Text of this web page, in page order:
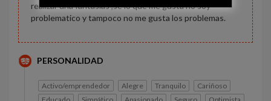
realizar una fantasias ,se lo que me gusta no soy
problematico y tampoco no me gusta los problemas.
PERSONALIDAD
Activo/emprendedor Alegre Tranquilo
Cariñoso